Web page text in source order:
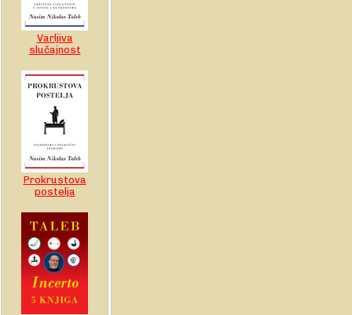
Varljiva
slučajnost
Prokrustova
postelja